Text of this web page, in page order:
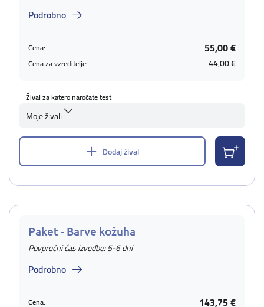
Podrobno
Cena: 55,00 €
Cena za vzreditelje: 44,00 €
Žival za katero naročate test
Moje živali
Dodaj žival
Paket - Barve kožuha
Povprečni čas izvedbe: 5-6 dni
Podrobno
Cena: 143,75 €